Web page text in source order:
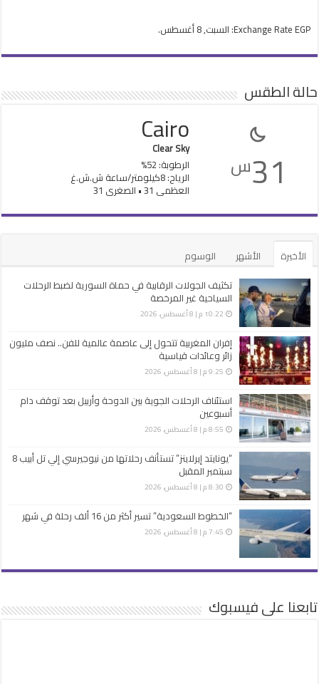
Exchange Rate EGP : السبت, 8 أغسطس.
حالة الطقس
31س
Cairo
Clear Sky
الرطوبة: 52%
الرياح: 8كيلومتر/ساعة ش.ش.غ
العظمى 31 • الصغرى 31
الأخيرة الأشهر
الوسوم
تكثيف الجولات الرقابية في حماة السورية لضبط الرحلات
السياحية غير ‏المرخصة
10:22 م | 8 أغسطس، 2026
إفران المغربية تتحول إلى عاصمة عالمية للفن.. نصف مليون
زائر وعائدات قياسية
9:25 م | 8 أغسطس، 2026
استئناف الرحلات الجوية بين الدوحة وأربيل بعد توقف دام
أسبوعين
8:55 م | 8 أغسطس، 2026
“يونايتد إيرلاينز” تستأنف رحلاتها من نيوجيرسي إلي تل أبيب 8
سبتمبر المقبل
8:30 م | 8 أغسطس، 2026
“الخطوط السعودية” تسير أكثر من 16 ألف رحلة في شهر
7:45 م | 8 أغسطس، 2026
تابعنا على فيسبوك